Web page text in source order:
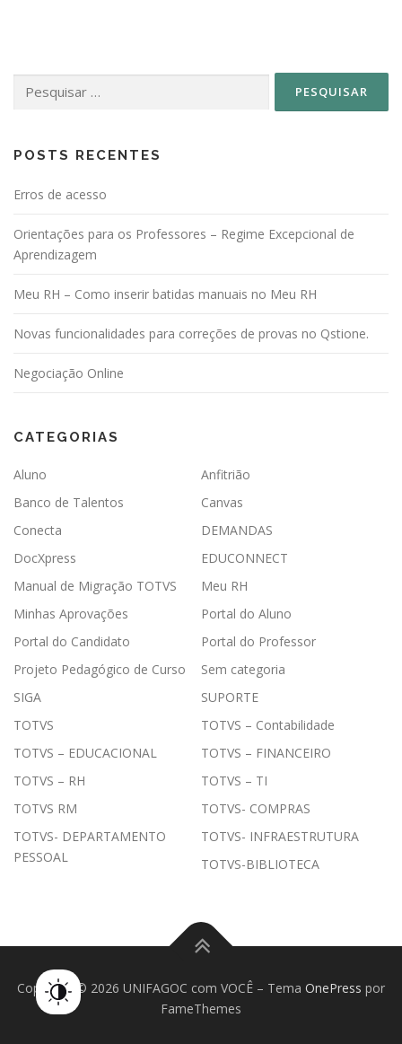
p
r
p
o
t
por:
POSTS RECENTES
Erros de acesso
Orientações para os Professores – Regime Excepcional de
Aprendizagem
Meu RH – Como inserir batidas manuais no Meu RH
Novas funcionalidades para correções de provas no Qstione.
Negociação Online
CATEGORIAS
Aluno
Anfitrião
Banco de Talentos
Canvas
Conecta
DEMANDAS
DocXpress
EDUCONNECT
Manual de Migração TOTVS
Meu RH
Minhas Aprovações
Portal do Aluno
Portal do Candidato
Portal do Professor
Projeto Pedagógico de Curso
Sem categoria
SIGA
SUPORTE
TOTVS
TOTVS – Contabilidade
TOTVS – EDUCACIONAL
TOTVS – FINANCEIRO
TOTVS – RH
TOTVS – TI
TOTVS RM
TOTVS- COMPRAS
TOTVS- DEPARTAMENTO
PESSOAL
TOTVS- INFRAESTRUTURA
TOTVS-BIBLIOTECA
Copyright © 2026 UNIFAGOC com VOCÊ – Tema OnePress por
FameThemes